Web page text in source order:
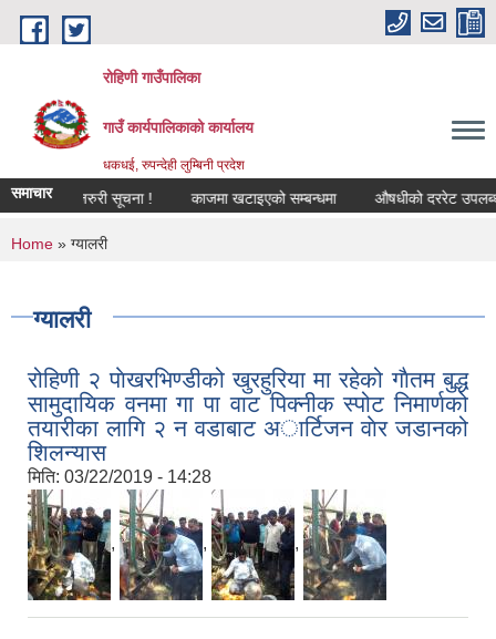
Skip to main content
रोहिणी गाउँपालिका
गाउँ कार्यपालिकाको कार्यालय
धकधई, रुपन्देही लुम्बिनी प्रदेश
समाचार
अत्यन्त जरुरी सूचना ! काजमा खटाइएको सम्बन्धमा औषधीको दररेट उपलब्ध
You are here
Home » ग्यालरी
ग्यालरी
रोहिणी २ पाेखरभिण्डीको खुरहुरिया मा रहेको गाैतम बुद्ध
सामुदायिक वनमा गा‌‍ पा वाट पिक्नीक स्पोट निमार्णको
तयारीका लागि २ न वडाबाट अार्टिजन वाेर जडानको
शिलन्यास
मिति: 03/22/2019 - 14:28
, , ,